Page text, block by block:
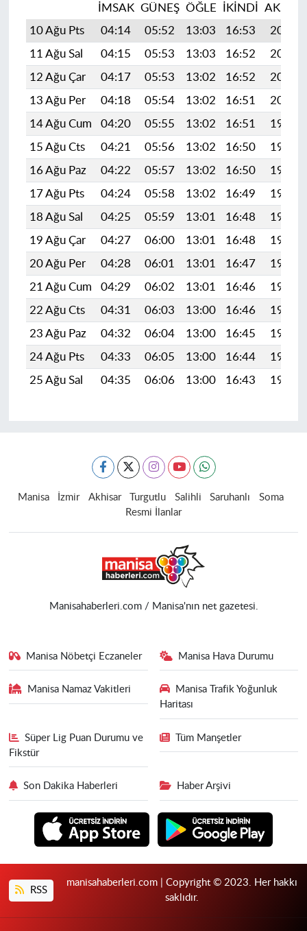
İMSAK GÜNEŞ ÖĞLE İKINDI
AKŞAM
10 Ağu Pts
04:14 05:52 13:03 16:53
20:04
11 Ağu Sal
04:15 05:53 13:03 16:52
20:03
12 Ağu Çar
04:17 05:53 13:02 16:52
20:02
13 Ağu Per
04:18 05:54 13:02 16:51
20:00
14 Ağu Cum
04:20 05:55 13:02 16:51
19:59
15 Ağu Cts
04:21 05:56 13:02 16:50
19:58
16 Ağu Paz
04:22 05:57 13:02 16:50
19:56
17 Ağu Pts
04:24 05:58 13:02 16:49
19:55
18 Ağu Sal
04:25 05:59 13:01 16:48
19:53
19 Ağu Çar
04:27 06:00 13:01 16:48
19:52
20 Ağu Per
04:28 06:01 13:01 16:47
19:51
21 Ağu Cum
04:29 06:02 13:01 16:46
19:49
22 Ağu Cts
04:31 06:03 13:00 16:46
19:48
23 Ağu Paz
04:32 06:04 13:00 16:45
19:46
24 Ağu Pts
04:33 06:05 13:00 16:44
19:45
25 Ağu Sal
04:35 06:06 13:00 16:43 19:43
Manisa İzmir Akhisar Turgutlu Salihli Saruhanlı
Soma
Resmi İlanlar
Manisahaberleri.com / Manisa'nın net gazetesi.
Manisa Nöbetçi Eczaneler Manisa Hava Durumu
Manisa Namaz Vakitleri
Manisa Trafik Yoğunluk
Haritası
Süper Lig Puan Durumu ve
Fikstür
Tüm Manşetler
Son Dakika Haberleri Haber Arşivi
RSS
manisahaberleri.com | Copyright © 2023. Her hakkı
saklıdır.